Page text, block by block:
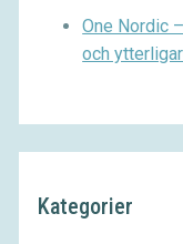
One Nordic
och
Kategorier